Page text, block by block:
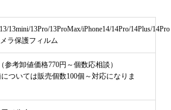
13mini/13Pro/13ProMax/iPhone14/14Pro/14Plus/14Pro
ラ保護フィルム
参考卸値価格770円～個数応相談）
ついては販売個数100個～対応になりま